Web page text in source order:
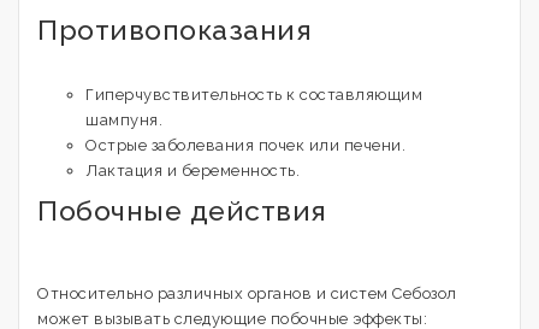
Противопоказания
Гиперчувствительность к составляющим
шампуня.
Острые заболевания почек или печени.
Лактация и беременность.
Побочные действия
Относительно различных органов и систем Себозол
может вызывать следующие побочные эффекты: